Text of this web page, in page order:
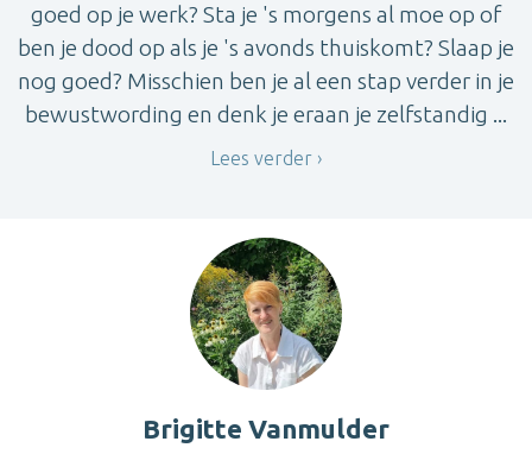
goed op je werk? Sta je 's morgens al moe op of
ben je dood op als je 's avonds thuiskomt? Slaap je
nog goed? Misschien ben je al een stap verder in je
bewustwording en denk je eraan je zelfstandig ...
Lees verder
Brigitte Vanmulder